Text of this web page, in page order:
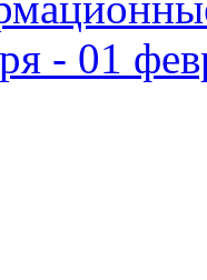
- 01